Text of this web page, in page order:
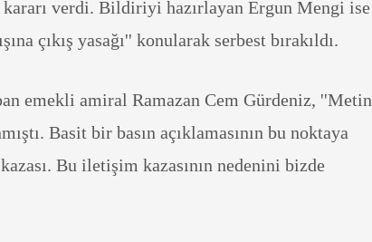
kararı verdi. Bildiriyi hazırlayan Ergun Mengi ise
çıkış yasağı'' konularak serbest bırakıldı.
emekli amiral Ramazan Cem Gürdeniz, ''Metin
Basit bir basın açıklamasının bu noktaya
Bu iletişim kazasının nedenini bizde